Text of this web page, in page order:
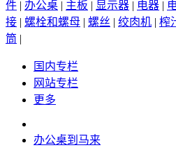
件 | 办公桌 | 主板 | 显示器 | 电器 |
接 | 螺栓和螺母 | 螺丝 | 绞肉机 | 榨
筒 |
国内专栏
网站专栏
更多
办公桌到马来